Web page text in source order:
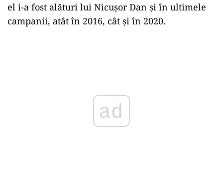
el i-a fost alături lui Nicușor Dan și în ultimele
campanii, atât în 2016, cât și în 2020.